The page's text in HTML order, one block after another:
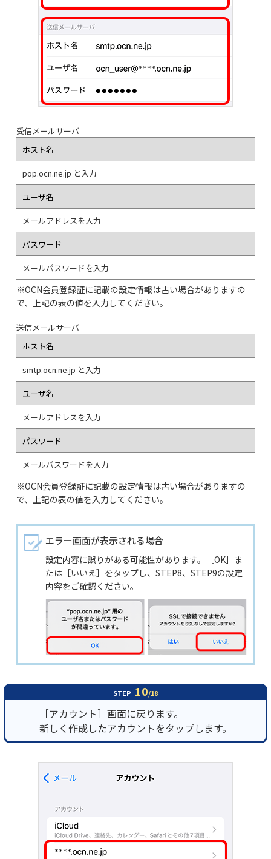
受信メールサーバ
ホスト名
pop.ocn.ne.jp と入力
ユーザ名
メールアドレスを入力
パスワード
メールパスワードを入力
※OCN会員登録証に記載の設定情報は古い場合がありますの
で、上記の表の値を入力してください。
送信メールサーバ
ホスト名
smtp.ocn.ne.jp と入力
ユーザ名
メールアドレスを入力
パスワード
メールパスワードを入力
※OCN会員登録証に記載の設定情報は古い場合がありますの
で、上記の表の値を入力してください。
エラー画面が表示される場合
設定内容に誤りがある可能性があります。［OK］ま
たは［いいえ］をタップし、STEP8、STEP9の設定
内容をご確認ください。
STEP 10/18
［アカウント］画面に戻ります。
新しく作成したアカウントをタップします。